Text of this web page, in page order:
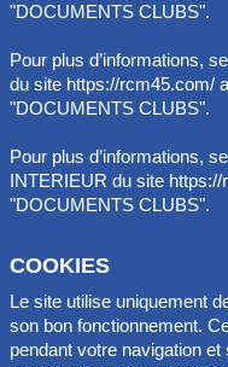
"DOCUMENTS CLUBS".
Pour plus d’informations,
du site https://rcm45.com/
"DOCUMENTS CLUBS".
Pour plus d’informations,
INTERIEUR du site
"DOCUMENTS CLUBS".
COOKIES
Le site utilise uniquement
son bon fonctionnement.
pendant votre navigation